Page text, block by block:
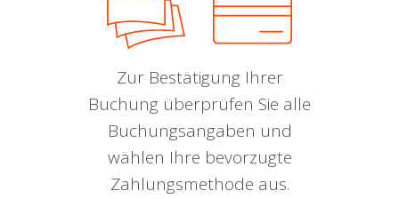
Zur Bestätigung Ihrer
Buchung überprüfen Sie alle
Buchungsangaben und
wählen Ihre bevorzugte
Zahlungsmethode aus.